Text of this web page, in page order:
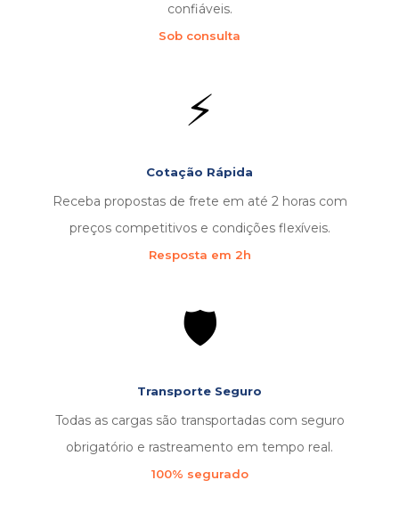
confiáveis.
Sob consulta
⚡
Cotação Rápida
Receba propostas de frete em até 2 horas com
preços competitivos e condições flexíveis.
Resposta em 2h
🛡️
Transporte Seguro
Todas as cargas são transportadas com seguro
obrigatório e rastreamento em tempo real.
100% segurado